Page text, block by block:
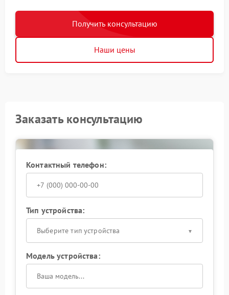
Получить консультацию
Наши цены
Заказать консультацию
Контактный телефон:
Тип устройства:
Выберите тип устройства
Модель устройства: